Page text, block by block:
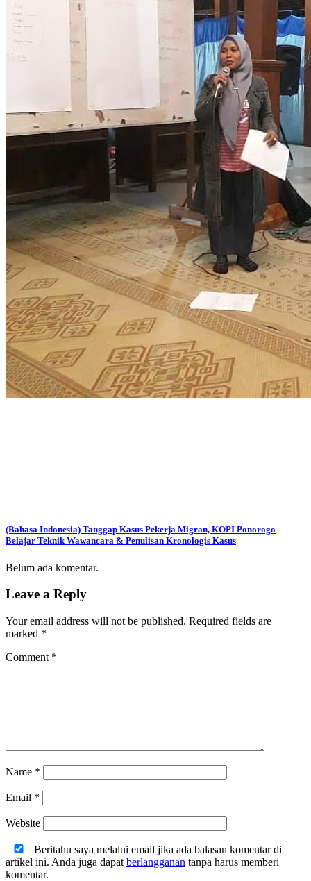
(Bahasa Indonesia) Tanggap Kasus Pekerja Migran, KOPI Ponorogo
Belajar Teknik Wawancara & Penulisan Kronologis Kasus
Belum ada komentar.
Leave a Reply
Your email address will not be published. Required fields are
marked *
Comment *
Name *
Email *
Website
Beritahu saya melalui email jika ada balasan komentar di
artikel ini. Anda juga dapat berlangganan tanpa harus memberi
komentar.